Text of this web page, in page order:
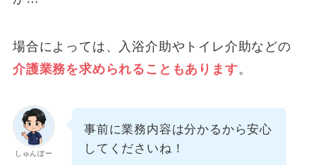
場合によっては、入浴介助やトイレ介助などの
介護業務を求められることもあります。
しゅんぼー
事前に業務内容は分かるから安心
してくださいね！